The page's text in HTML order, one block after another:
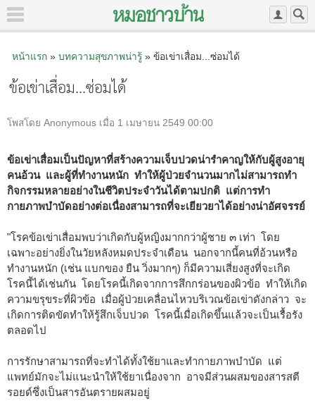
หน้าแรก» บทความสุขภาพน่ารู้» ข้อเข่าเสื่อม...ซ่อมได้
ข้อเข่าเสื่อม...ซ่อมได้
โพสโดย Anonymous เมื่อ 1 เมษายน 2549 00:00
ข้อเข่าเสื่อมเป็นปัญหาที่สร้างความเจ็บปวดน่ารำคาญให้กับผู้สูงอายุ
คนอ้วน และผู้ที่ทำงานหนัก ทำให้ผู้ป่วยจำนวนมากไม่สามารถทำ
กิจกรรมหลายอย่างในชีวิตประจำวันได้ตามปกติ แต่การทำ
กายภาพบำบัดอย่างต่อเนื่องสามารถที่จะเยียวยาได้อย่างน่าอัศจรรย์
"โรคข้อเข่าเสื่อมพบว่าเกิดกับผู้หญิงมากกว่าผู้ชาย ๓ เท่า โดย
เฉพาะอย่างยิ่งในวัยหลังหมดประจำเดือน นอกจากนี้คนที่อ้วนหรือ
ทำงานหนัก (เช่น แบกของ ยืน วิ่งมากๆ) ก็มีความเสี่ยงสูงที่จะเกิด
โรคนี้ได้เช่นกัน โดยโรคนี้เกิดจากการสึกกร่อนของผิวข้อ ทำให้เกิด
ความขรุขระที่ผิวข้อ เมื่อผู้ป่วยเคลื่อนไหวบริเวณข้อเข่าดังกล่าว จะ
เกิดการติดขัดทำให้รู้สึกเจ็บปวด โรคนี้เมื่อเกิดขึ้นแล้วจะเป็นเรื้อรัง
ตลอดไป
การรักษาสามารถที่จะทำได้ทั้งใช้ยาและทำกายภาพบำบัด แต่
แพทย์มักจะไม่แนะนำให้ใช้ยาเนื่องจาก อาจมีส่วนผสมของสารสตี
รอยด์ซึ่งเป็นสารอันตรายผสมอยู่